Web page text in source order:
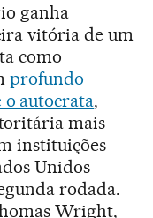
ganha
vitória de um
como
profundo
autocrata,
mais
instituições
Unidos
rodada.
Wright,